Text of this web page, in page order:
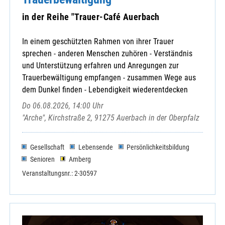
Amt für Ernährung, Landwirtschaft und Ernährung
Caritasverband für den Landkreis Cham
familylab
KAB-Kreisverband
Katholische Jugendstelle Cham
KDFB Bezirksverband Roding
KDFB-Bezirksverband Cham
Kneipp-Verein Cham e.V.
Kolpingbezirk Cham
Kulturverein Bayerischer Wald e.V.
Sudetendeutsche Landsmannschaft Bad Kö
in der Reihe "Trauer-Café Auerbach
In einem geschützten Rahmen von ihrer Trauer
sprechen - anderen Menschen zuhören - Verständnis
und Unterstützung erfahren und Anregungen zur
Trauerbewältigung empfangen - zusammen Wege aus
dem Dunkel finden - Lebendigkeit wiederentdecken
Do 06.08.2026, 14:00 Uhr
"Arche", Kirchstraße 2, 91275 Auerbach in der Oberpfalz
Gesellschaft Lebensende
Persönlichkeitsbildung
Senioren
Amberg
Veranstaltungsnr.: 2-30597